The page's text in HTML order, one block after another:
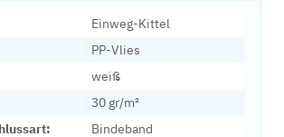
Einweg-Kittel
PP-Vlies
weiß
30 gr/m²
Bindeband